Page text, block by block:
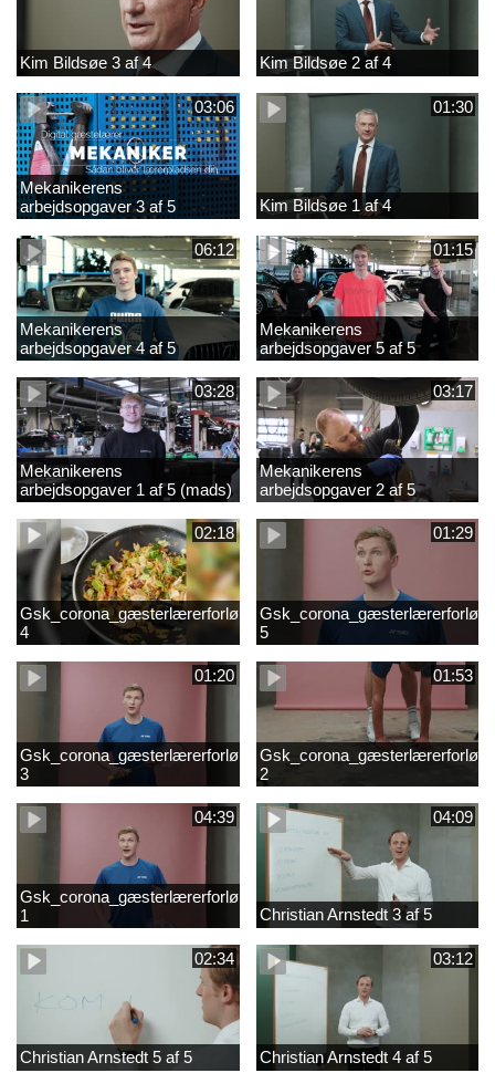
Kim Bildsøe 3 af 4 Kim Bildsøe 2 af 4
03:06
Mekanikerens
arbejdsopgaver 3 af 5
(lærepladssøgning)
01:30
Kim Bildsøe 1 af 4
06:12
Mekanikerens
arbejdsopgaver 4 af 5
(Frederik Vesti)
01:15
Mekanikerens
arbejdsopgaver 5 af 5
(Frederik Vesti)
03:28
Mekanikerens
arbejdsopgaver 1 af 5 (mads)
03:17
Mekanikerens
arbejdsopgaver 2 af 5
(magnus)
02:18
Gsk_corona_gæsterlærerforløb_Axelsen_del
4
01:29
5
01:20
Gsk_corona_gæsterlærerforløb_Axelsen_del
3
01:53
2
04:39
Gsk_corona_gæsterlærerforløb_Axelsen_del
1
04:09
Christian Arnstedt 3 af 5
02:34
Christian Arnstedt 5 af 5
03:12
Christian Arnstedt 4 af 5